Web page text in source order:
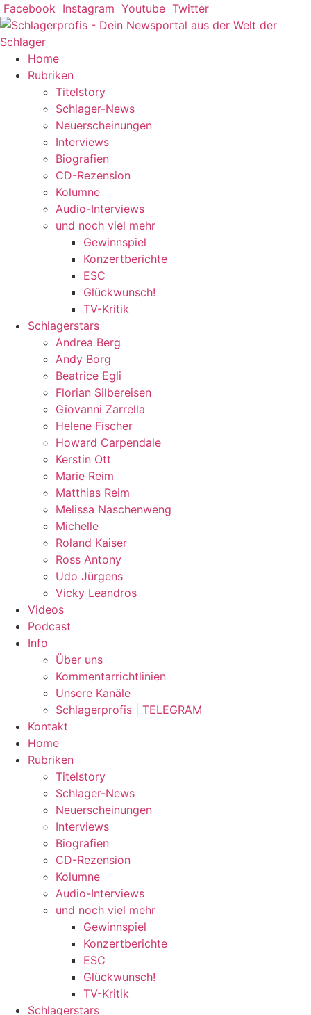
Zum
Inhalt
springen
Facebook Instagram Youtube Twitter
Home
Rubriken
Titelstory
Schlager-News
Neuerscheinungen
Interviews
Biografien
CD-Rezension
Kolumne
Audio-Interviews
und noch viel mehr
Gewinnspiel
Konzertberichte
ESC
Glückwunsch!
TV-Kritik
Schlagerstars
Andrea Berg
Andy Borg
Beatrice Egli
Florian Silbereisen
Giovanni Zarrella
Helene Fischer
Howard Carpendale
Kerstin Ott
Marie Reim
Matthias Reim
Melissa Naschenweng
Michelle
Roland Kaiser
Ross Antony
Udo Jürgens
Vicky Leandros
Videos
Podcast
Info
Über uns
Kommentarrichtlinien
Unsere Kanäle
Schlagerprofis | TELEGRAM
Kontakt
Home
Rubriken
Titelstory
Schlager-News
Neuerscheinungen
Interviews
Biografien
CD-Rezension
Kolumne
Audio-Interviews
und noch viel mehr
Gewinnspiel
Konzertberichte
ESC
Glückwunsch!
TV-Kritik
Schlagerstars